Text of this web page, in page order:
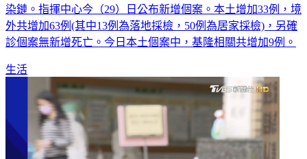
染鏈。指揮中心今（29）日公布新增個案。本土增加33例，境
外共增加63例(其中13例為落地採檢，50例為居家採檢)，另確
診個案無新增死亡。今日本土個案中，基隆相關共增加9例。
生活